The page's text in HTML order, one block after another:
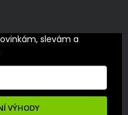
slevám a
VÝHODY